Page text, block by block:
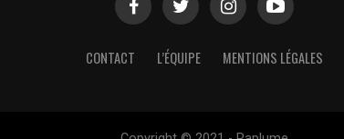
CONTACT L’ÉQUIPE MENTIONS LÉGALES